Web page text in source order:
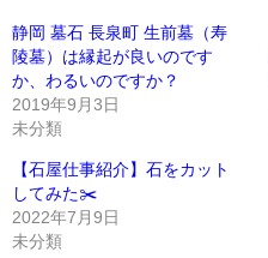
静岡 墓石 長泉町 生前墓（寿
陵墓）は縁起が良いのです
か、わるいのですか？
2019年9月3日
未分類
【石屋仕事紹介】石をカット
してみた✂️
2022年7月9日
未分類